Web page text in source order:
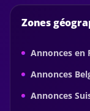
Zones
Annonces en
Annonces
Annonces